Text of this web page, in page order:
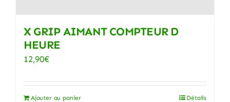
X GRIP AIMANT COMPTEUR D
HEURE
12,90€
Ajouter au panier Détails